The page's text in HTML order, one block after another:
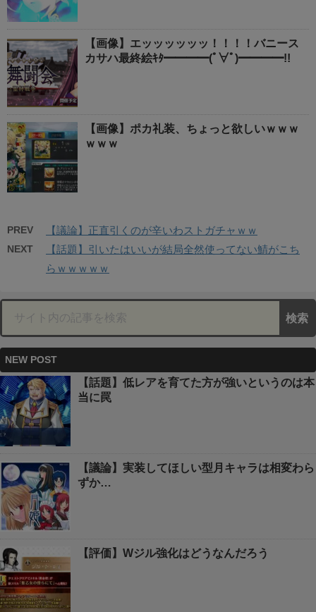
【画像】エッッッッッッ！！！！バニース
カサハ最終絵ｷﾀ━━━━(ﾟ∀ﾟ)━━━━!!
【画像】ポカ礼装、ちょっと欲しいｗｗｗ
ｗｗｗ
PREV 【議論】正直引くのが辛いわストガチャｗｗ
NEXT
【話題】引いたはいいが結局全然使ってない鯖がこち
らｗｗｗｗｗ
NEW POST
【話題】低レアを育てた方が強いというのは本
当に罠
【議論】実装してほしい型月キャラは相変わら
ずか…
【評価】Wジル強化はどうなんだろう